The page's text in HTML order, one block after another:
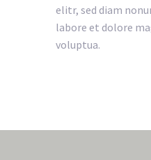
elitr, sed diam
labore et dolore
voluptua.